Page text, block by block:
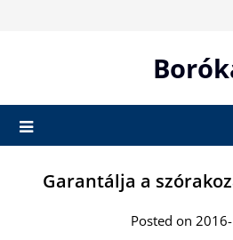
Garantálja a
Posted on